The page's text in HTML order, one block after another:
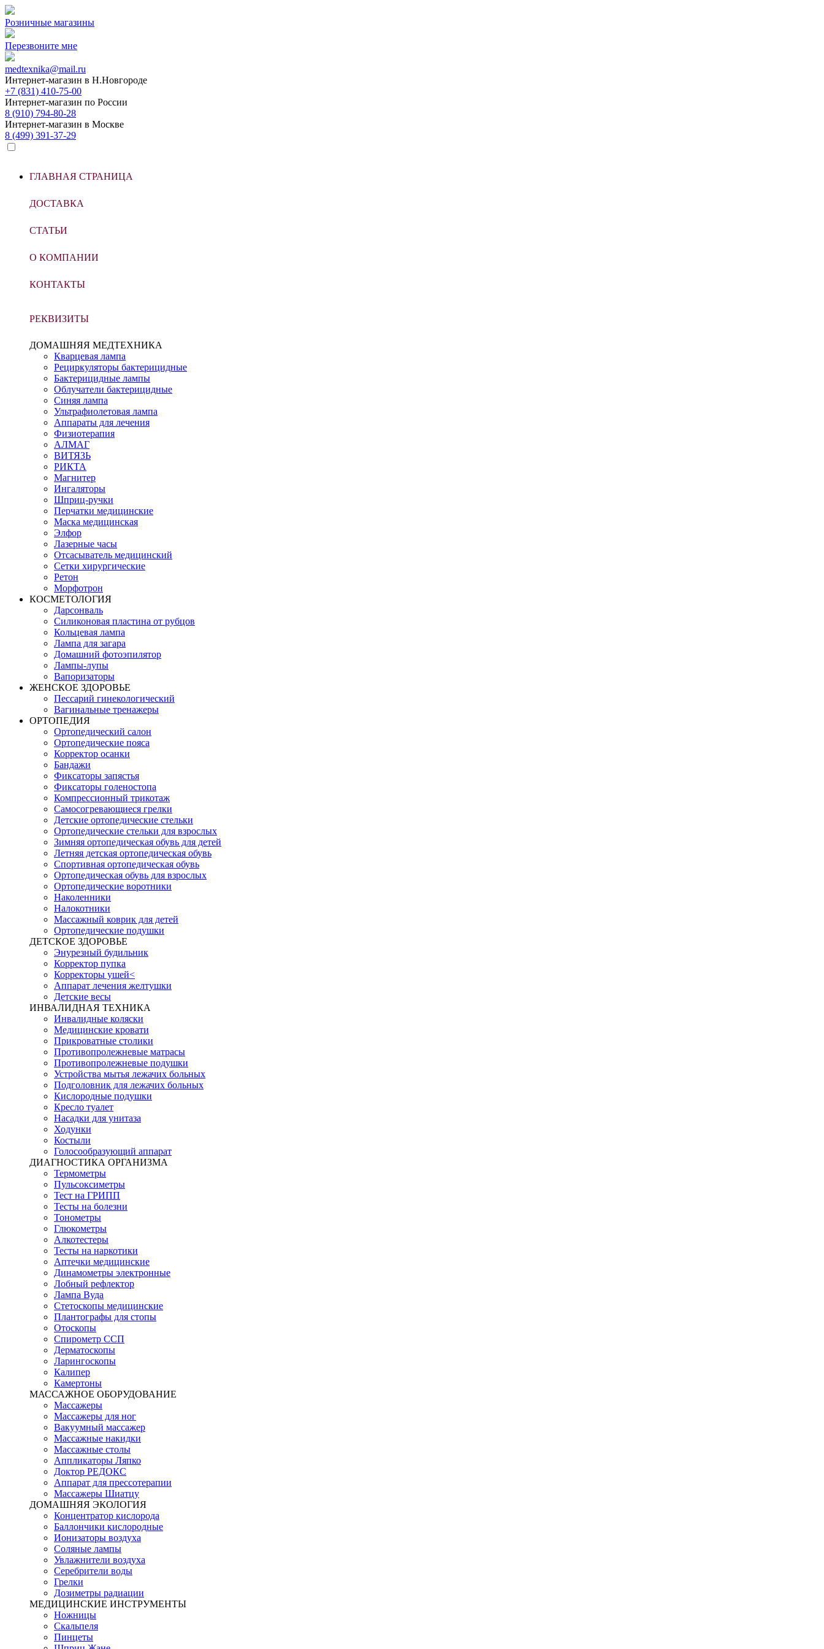
Розничные магазины
Перезвоните мне
medtexnika@mail.ru
Интернет-магазин в Н.Новгороде
+7 (831) 410-75-00
Интернет-магазин по России
8 (910) 794-80-28
Интернет-магазин в Москве
8 (499) 391-37-29
ГЛАВНАЯ СТРАНИЦА
ДОСТАВКА
СТАТЬИ
О КОМПАНИИ
КОНТАКТЫ
РЕКВИЗИТЫ
ДОМАШНЯЯ МЕДТЕХНИКА
Кварцевая лампа
Рециркуляторы бактерицидные
Бактерицидные лампы
Облучатели бактерицидные
Синяя лампа
Ультрафиолетовая лампа
Аппараты для лечения
Физиотерапия
АЛМАГ
ВИТЯЗЬ
РИКТА
Магнитер
Ингаляторы
Шприц-ручки
Перчатки медицинские
Маска медицинская
Элфор
Лазерные часы
Отсасыватель медицинский
Сетки хирургические
Ретон
Морфотрон
КОСМЕТОЛОГИЯ
Дарсонваль
Силиконовая пластина от рубцов
Кольцевая лампа
Лампа для загара
Домашний фотоэпилятор
Лампы-лупы
Вапоризаторы
ЖЕНСКОЕ ЗДОРОВЬЕ
Пессарий гинекологический
Вагинальные тренажеры
ОРТОПЕДИЯ
Ортопедический салон
Ортопедические пояса
Корректор осанки
Бандажи
Фиксаторы запястья
Фиксаторы голеностопа
Компрессионный трикотаж
Самосогревающиеся грелки
Детские ортопедические стельки
Ортопедические стельки для взрослых
Зимняя ортопедическая обувь для детей
Летняя детская ортопедическая обувь
Спортивная ортопедическая обувь
Ортопедическая обувь для взрослых
Ортопедические воротники
Наколенники
Налокотники
Массажный коврик для детей
Ортопедические подушки
ДЕТСКОЕ ЗДОРОВЬЕ
Энурезный будильник
Корректор пупка
Корректоры ушей<
Аппарат лечения желтушки
Детские весы
ИНВАЛИДНАЯ ТЕХНИКА
Инвалидные коляски
Медицинские кровати
Прикроватные столики
Противопролежневые матрасы
Противопролежневые подушки
Устройства мытья лежачих больных
Подголовник для лежачих больных
Кислородные подушки
Кресло туалет
Насадки для унитаза
Ходунки
Костыли
Голосообразующий аппарат
ДИАГНОСТИКА ОРГАНИЗМА
Термометры
Пульсоксиметры
Тест на ГРИПП
Тесты на болезни
Тонометры
Глюкометры
Алкотестеры
Тесты на наркотики
Аптечки медицинские
Динамометры электронные
Лобный рефлектор
Лампа Вуда
Стетоскопы медицинские
Плантографы для стопы
Отоскопы
Спирометр ССП
Дерматоскопы
Ларингоскопы
Калипер
Камертоны
МАССАЖНОЕ ОБОРУДОВАНИЕ
Массажеры
Массажеры для ног
Вакуумный массажер
Массажные накидки
Массажные столы
Аппликаторы Ляпко
Доктор РЕДОКС
Аппарат для прессотерапии
Массажеры Шиатцу
ДОМАШНЯЯ ЭКОЛОГИЯ
Концентратор кислорода
Баллончики кислородные
Ионизаторы воздуха
Соляные лампы
Увлажнители воздуха
Серебрители воды
Грелки
Дозиметры радиации
МЕДИЦИНСКИЕ ИНСТРУМЕНТЫ
Ножницы
Скальпеля
Пинцеты